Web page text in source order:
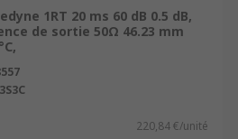
1RT 20 ms 60 dB 0.5 dB,
de sortie 50Ω 46.23 mm
220,84 €/unité